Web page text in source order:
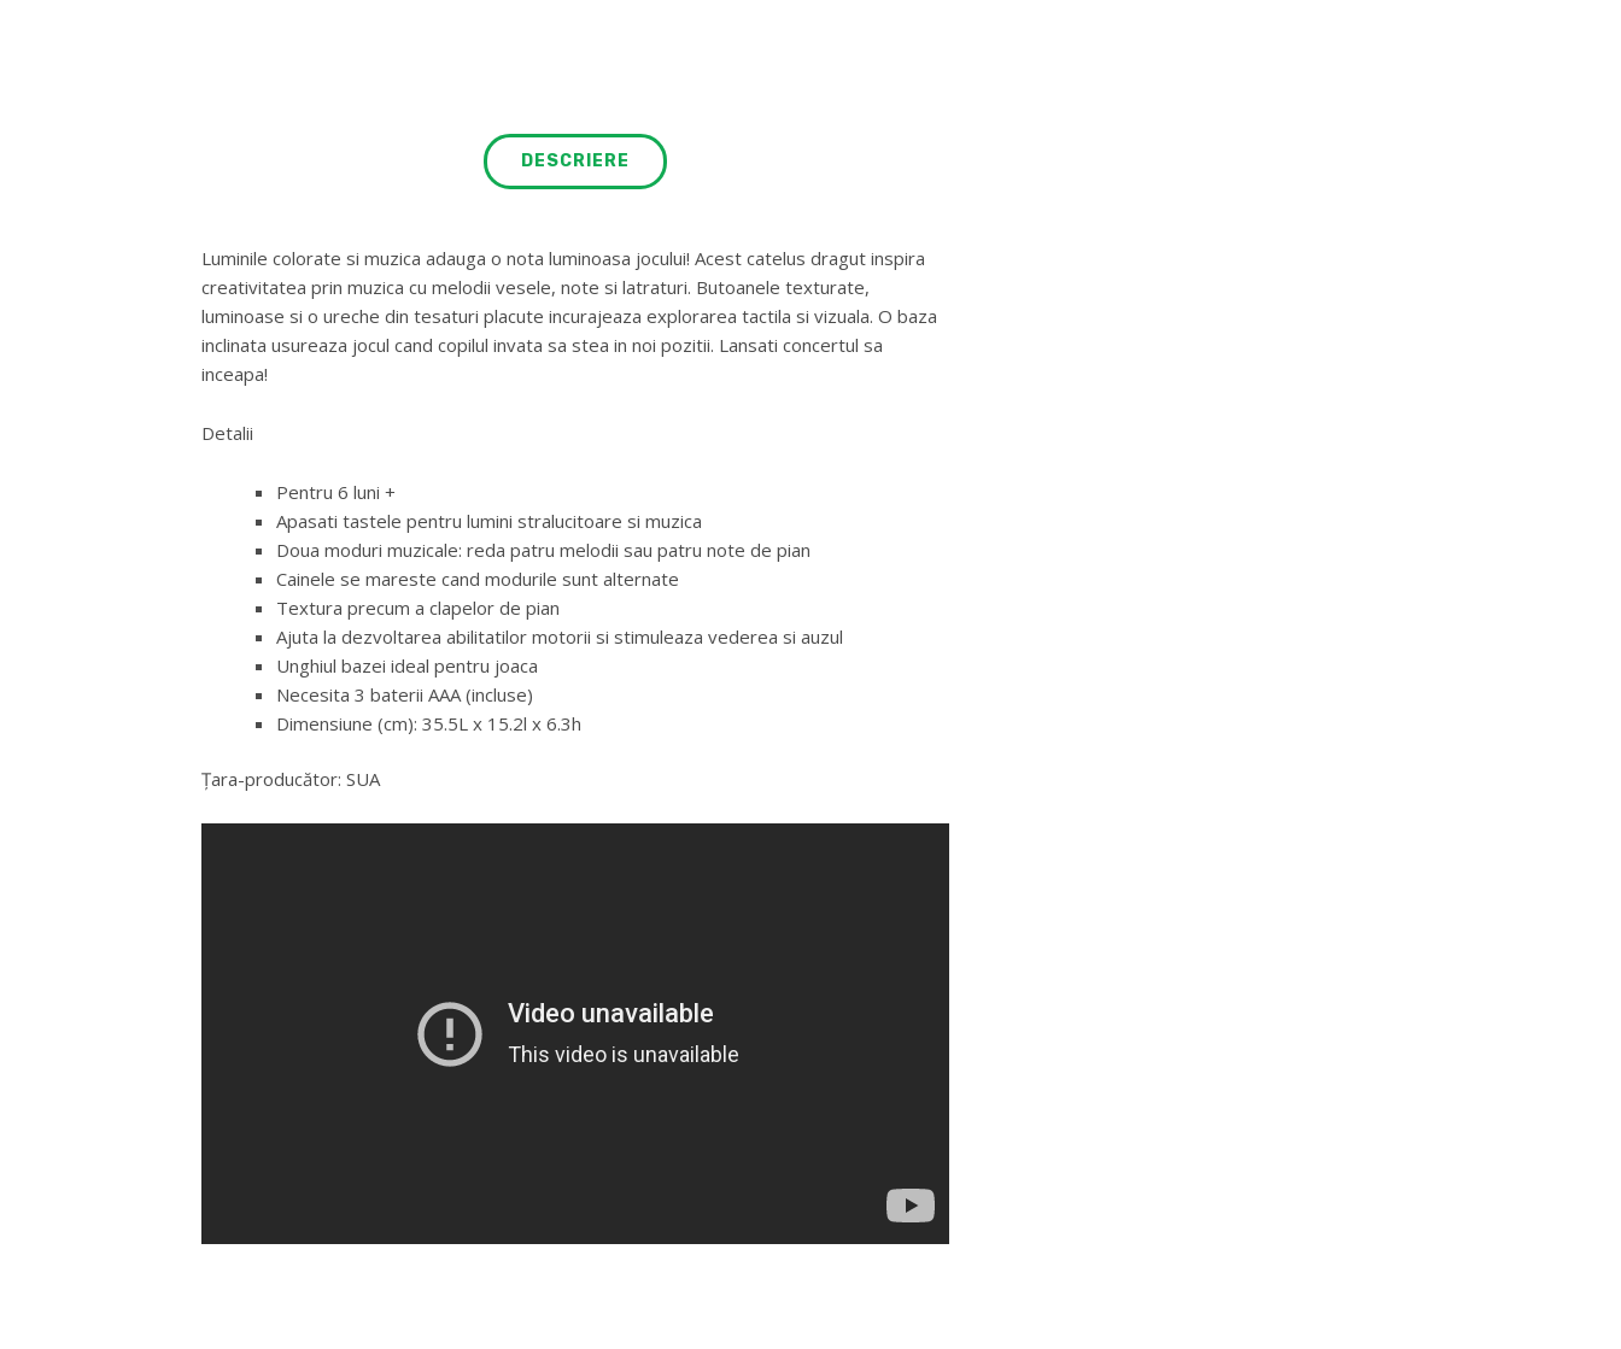
DESCRIERE
Luminile colorate si muzica adauga o nota luminoasa jocului! Acest catelus dragut inspira
creativitatea prin muzica cu melodii vesele, note si latraturi. Butoanele texturate,
luminoase si o ureche din tesaturi placute incurajeaza explorarea tactila si vizuala. O baza
inclinata usureaza jocul cand copilul invata sa stea in noi pozitii. Lansati concertul sa
inceapa!
Detalii
Pentru 6 luni +
Apasati tastele pentru lumini stralucitoare si muzica
Doua moduri muzicale: reda patru melodii sau patru note de pian
Cainele se mareste cand modurile sunt alternate
Textura precum a clapelor de pian
Ajuta la dezvoltarea abilitatilor motorii si stimuleaza vederea si auzul
Unghiul bazei ideal pentru joaca
Necesita 3 baterii AAA (incluse)
Dimensiune (cm): 35.5L x 15.2l x 6.3h
Țara-producător: SUA